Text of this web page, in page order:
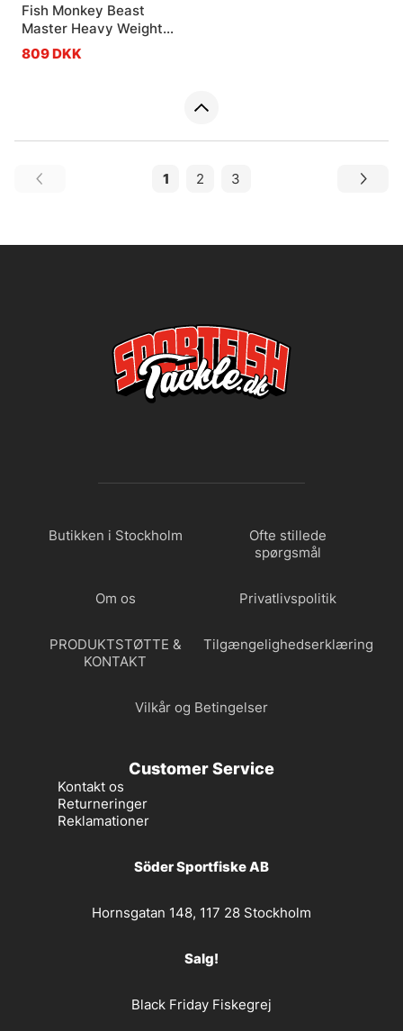
Fish Monkey Beast
Master Heavy Weight
Wiring Glove Charles
Perry Edition
809 DKK
1 2 3
Butikken i Stockholm
Ofte stillede
spørgsmål
Om os Privatlivspolitik
PRODUKTSTØTTE &
KONTAKT
Tilgængelighedserklæring
Vilkår og Betingelser
Customer Service
Kontakt os
Returneringer
Reklamationer
Söder Sportfiske AB
Hornsgatan 148, 117 28 Stockholm
Salg!
Black Friday Fiskegrej